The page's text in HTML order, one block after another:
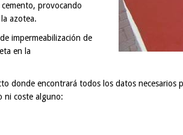
provocando
azotea.
impermeabilización de
en la
donde encontrará todos los datos necesarios
ni coste alguno: